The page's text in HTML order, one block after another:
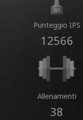
Punteggio IPS
12566
Allenamenti
38